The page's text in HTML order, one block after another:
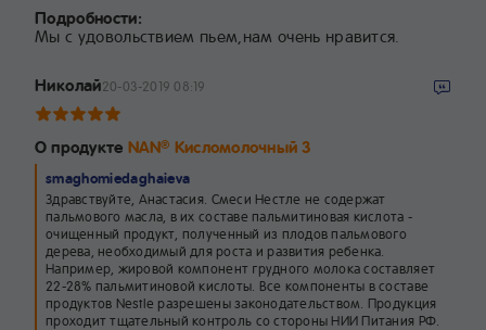
Подробности:
Мы с удовольствием пьем,нам очень нравится.
Николай20-03-2019 08:19
О продукте NAN® Кисломолочный 3
smaghomiedaghaieva
Здравствуйте, Анастасия. Смеси Нестле не содержат
пальмового масла, в их составе пальмитиновая кислота -
очищенный продукт, полученный из плодов пальмового
дерева, необходимый для роста и развития ребенка.
Например, жировой компонент грудного молока составляет
22-28% пальмитиновой кислоты. Все компоненты в составе
продуктов Nestle разрешены законодательством. Продукция
проходит тщательный контроль со стороны НИИ Питания РФ.